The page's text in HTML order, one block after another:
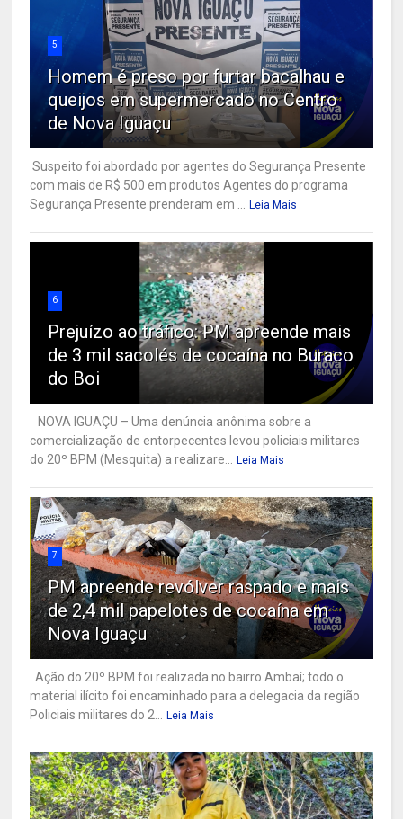
5
Homem é preso por furtar bacalhau e
queijos em supermercado no Centro
de Nova Iguaçu
Suspeito foi abordado por agentes do Segurança Presente
com mais de R$ 500 em produtos Agentes do programa
Segurança Presente prenderam em ...
Leia Mais
6
Prejuízo ao tráfico: PM apreende mais
de 3 mil sacolés de cocaína no Buraco
do Boi
NOVA IGUAÇU – Uma denúncia anônima sobre a
comercialização de entorpecentes levou policiais militares
do 20º BPM (Mesquita) a realizare...
Leia Mais
7
PM apreende revólver raspado e mais
de 2,4 mil papelotes de cocaína em
Nova Iguaçu
Ação do 20º BPM foi realizada no bairro Ambaí; todo o
material ilícito foi encaminhado para a delegacia da região
Policiais militares do 2...
Leia Mais